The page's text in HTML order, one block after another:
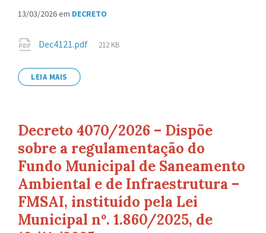
13/03/2026em DECRETO
Anexos
Dec4121.pdf
Tamanho
212 KB
LEIA MAIS
Decreto 4070/2026 – Dispõe
sobre a regulamentação do
Fundo Municipal de Saneamento
Ambiental e de Infraestrutura –
FMSAI, instituído pela Lei
Municipal nº. 1.860/2025, de